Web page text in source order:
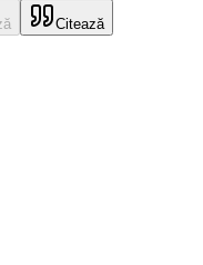
Citează